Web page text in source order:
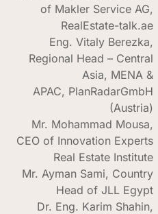
of Makler
RealEstate-
Eng. Vitaly
Regional Head –
Asia,
APAC,
Mr. Mohammad
CEO of Innovation
Real Estate
Mr. Ayman Sami,
Head of JLL
Dr. Eng. Karim